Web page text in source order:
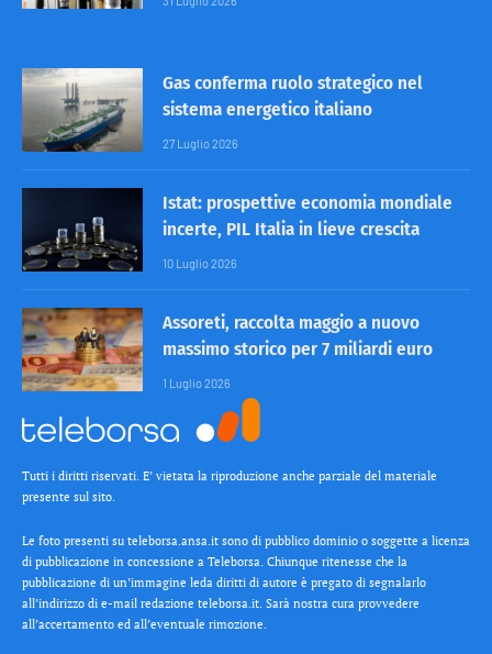
Gas conferma ruolo strategico nel
sistema energetico italiano
27 Luglio 2026
Istat: prospettive economia mondiale
incerte, PIL Italia in lieve crescita
10 Luglio 2026
Assoreti, raccolta maggio a nuovo
massimo storico per 7 miliardi euro
1 Luglio 2026
Tutti i diritti riservati. E’ vietata la riproduzione anche parziale del materiale
presente sul sito.
Le foto presenti su teleborsa.ansa.it sono di pubblico dominio o soggette a licenza
di pubblicazione in concessione a Teleborsa. Chiunque ritenesse che la
pubblicazione di un’immagine leda diritti di autore è pregato di segnalarlo
all’indirizzo di e-mail redazione teleborsa.it. Sarà nostra cura provvedere
all’accertamento ed all’eventuale rimozione.